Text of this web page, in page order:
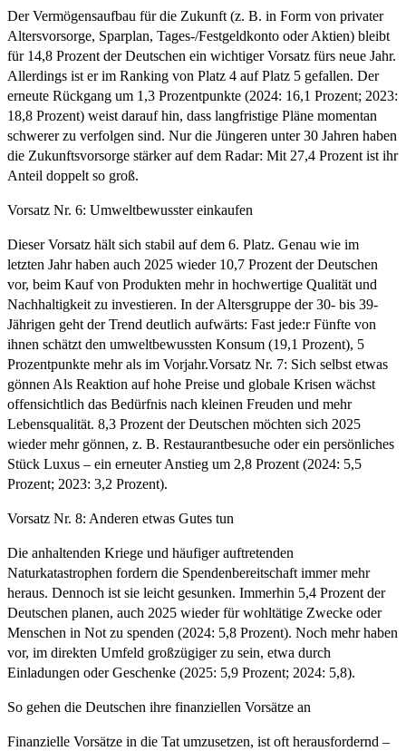
Der Vermögensaufbau für die Zukunft (z. B. in Form von privater
Altersvorsorge, Sparplan, Tages-/Festgeldkonto oder Aktien) bleibt
für 14,8 Prozent der Deutschen ein wichtiger Vorsatz fürs neue Jahr.
Allerdings ist er im Ranking von Platz 4 auf Platz 5 gefallen. Der
erneute Rückgang um 1,3 Prozentpunkte (2024: 16,1 Prozent; 2023:
18,8 Prozent) weist darauf hin, dass langfristige Pläne momentan
schwerer zu verfolgen sind. Nur die Jüngeren unter 30 Jahren haben
die Zukunftsvorsorge stärker auf dem Radar: Mit 27,4 Prozent ist ihr
Anteil doppelt so groß.
Vorsatz Nr. 6: Umweltbewusster einkaufen
Dieser Vorsatz hält sich stabil auf dem 6. Platz. Genau wie im
letzten Jahr haben auch 2025 wieder 10,7 Prozent der Deutschen
vor, beim Kauf von Produkten mehr in hochwertige Qualität und
Nachhaltigkeit zu investieren. In der Altersgruppe der 30- bis 39-
Jährigen geht der Trend deutlich aufwärts: Fast jede:r Fünfte von
ihnen schätzt den umweltbewussten Konsum (19,1 Prozent), 5
Prozentpunkte mehr als im Vorjahr.Vorsatz Nr. 7: Sich selbst etwas
gönnen Als Reaktion auf hohe Preise und globale Krisen wächst
offensichtlich das Bedürfnis nach kleinen Freuden und mehr
Lebensqualität. 8,3 Prozent der Deutschen möchten sich 2025
wieder mehr gönnen, z. B. Restaurantbesuche oder ein persönliches
Stück Luxus – ein erneuter Anstieg um 2,8 Prozent (2024: 5,5
Prozent; 2023: 3,2 Prozent).
Vorsatz Nr. 8: Anderen etwas Gutes tun
Die anhaltenden Kriege und häufiger auftretenden
Naturkatastrophen fordern die Spendenbereitschaft immer mehr
heraus. Dennoch ist sie leicht gesunken. Immerhin 5,4 Prozent der
Deutschen planen, auch 2025 wieder für wohltätige Zwecke oder
Menschen in Not zu spenden (2024: 5,8 Prozent). Noch mehr haben
vor, im direkten Umfeld großzügiger zu sein, etwa durch
Einladungen oder Geschenke (2025: 5,9 Prozent; 2024: 5,8).
So gehen die Deutschen ihre finanziellen Vorsätze an
Finanzielle Vorsätze in die Tat umzusetzen, ist oft herausfordernd –